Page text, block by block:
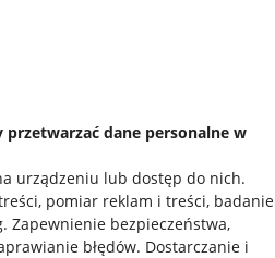
dane personalne w
urządzeniu lub dostęp do nich.
pomiar reklam i treści, badanie
. Zapewnienie bezpieczeństwa,
błędów. Dostarczanie i